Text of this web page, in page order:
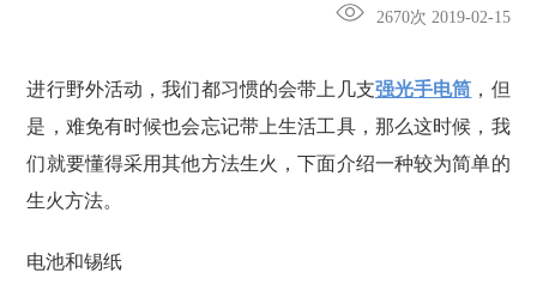
2670次 2019-02-15
进行野外活动，我们都习惯的会带上几支强光手电筒 ，但
是，难免有时候也会忘记带上生活工具，那么这时候，我
们就要懂得采用其他方法生火，下面介绍一种较为简单的
生火方法。
电池和锡纸